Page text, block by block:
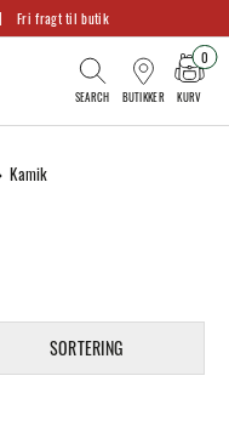
Fri fragt til butik
BUTIKKER KURV
0
Kamik
SORTERING